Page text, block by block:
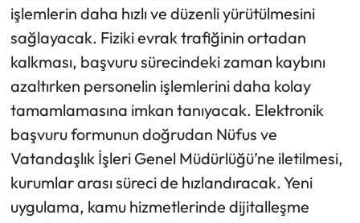
işlemlerin daha hızlı ve düzenli yürütülmesini
sağlayacak. Fiziki evrak trafiğinin ortadan
kalkması, başvuru sürecindeki zaman kaybını
azaltırken personelin işlemlerini daha kolay
tamamlamasına imkan tanıyacak. Elektronik
başvuru formunun doğrudan Nüfus ve
Vatandaşlık İşleri Genel Müdürlüğü’ne iletilmesi,
kurumlar arası süreci de hızlandıracak. Yeni
uygulama, kamu hizmetlerinde dijitalleşme